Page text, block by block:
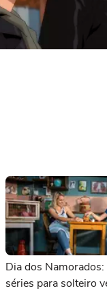
Dia dos
séries para solteiro